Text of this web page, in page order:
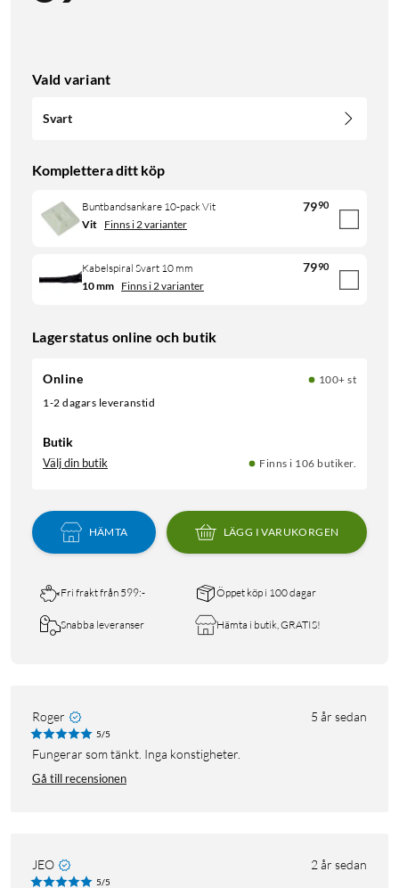
Vald variant
Svart
Komplettera ditt köp
Buntbandsankare 10-pack Vit 7990
Vit Finns i 2 varianter
Kabelspiral Svart 10 mm 7990
10 mm Finns i 2 varianter
Lagerstatus online och butik
Online
100+ st
1-2 dagars leveranstid
Butik
Välj din butik Finns i 106 butiker.
HÄMTA LÄGG I VARUKORGEN
Fri frakt från 599:- Öppet köp i 100 dagar
Snabba leveranser Hämta i butik, GRATIS!
Roger 5 år sedan
5/5
Fungerar som tänkt. Inga konstigheter.
Gå till recensionen
JEO 2 år sedan
5/5